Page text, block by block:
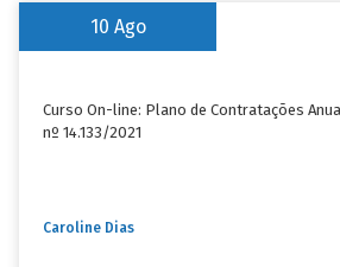
10 Ago
Curso On-line: Plano de Contratações
nº 14.133/2021
Caroline Dias